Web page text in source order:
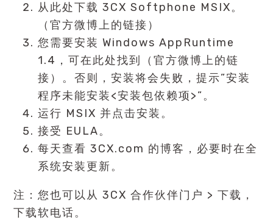
从此处下载 3CX Softphone MSIX。
（官方微博上的链接）
您需要安装 Windows AppRuntime
1.4，可在此处找到（官方微博上的链
接）。否则，安装将会失败，提示”安装
程序未能安装<安装包依赖项>”。
运行 MSIX 并点击安装。
接受 EULA。
每天查看 3CX.com 的博客，必要时在全
系统安装更新。
注：您也可以从 3CX 合作伙伴门户 > 下载，
下载软电话。